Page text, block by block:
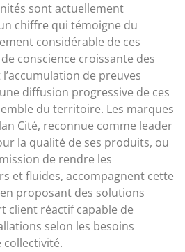
sont actuellement
chiffre qui témoigne du
considérable de ces
conscience croissante des
de preuves
diffusion progressive de ces
du territoire. Les marques
Cité, reconnue comme leader
la qualité de ses produits, ou
de rendre les
et fluides, accompagnent cette
proposant des solutions
client réactif capable de
selon les besoins
collectivité.